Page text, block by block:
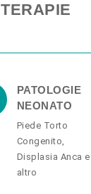
TERAPIE
PATOLOGIE
NEONATO
Piede Torto
Congenito,
Displasia Anca e
altro